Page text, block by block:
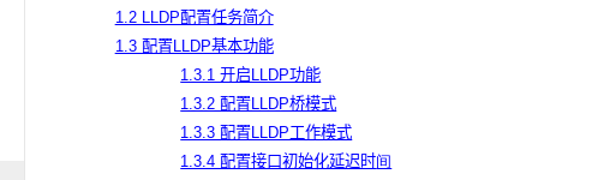
1.2 LLDP配置任务简介
1.3 配置LLDP基本功能
1.3.1 开启LLDP功能
1.3.2 配置LLDP桥模式
1.3.3 配置LLDP工作模式
1.3.4 配置接口初始化延迟时间